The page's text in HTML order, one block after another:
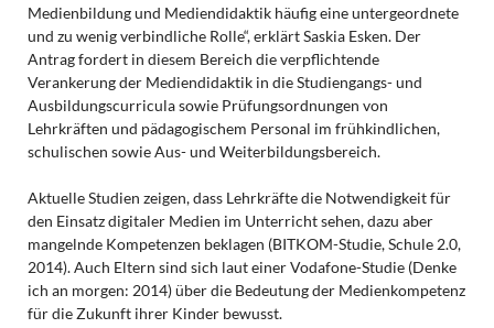
Medienbildung und Mediendidaktik häufig eine untergeordnete
und zu wenig verbindliche Rolle“, erklärt Saskia Esken. Der
Antrag fordert in diesem Bereich die verpflichtende
Verankerung der Mediendidaktik in die Studiengangs- und
Ausbildungscurricula sowie Prüfungsordnungen von
Lehrkräften und pädagogischem Personal im frühkindlichen,
schulischen sowie Aus- und Weiterbildungsbereich.
Aktuelle Studien zeigen, dass Lehrkräfte die Notwendigkeit für
den Einsatz digitaler Medien im Unterricht sehen, dazu aber
mangelnde Kompetenzen beklagen (BITKOM-Studie, Schule 2.0,
2014). Auch Eltern sind sich laut einer Vodafone-Studie (Denke
ich an morgen: 2014) über die Bedeutung der Medienkompetenz
für die Zukunft ihrer Kinder bewusst.